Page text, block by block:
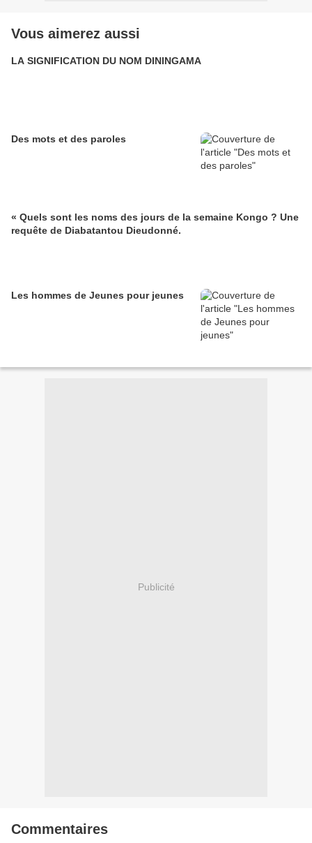
Vous aimerez aussi
LA SIGNIFICATION DU NOM DININGAMA
Des mots et des paroles
« Quels sont les noms des jours de la semaine Kongo ? Une
requête de Diabatantou Dieudonné.
Les hommes de Jeunes pour jeunes
Publicité
Commentaires